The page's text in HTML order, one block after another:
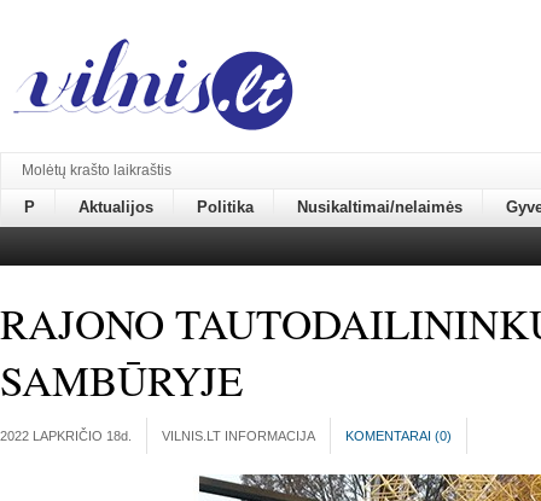
Molėtų krašto laikraštis
P Aktualijos Politika Nusikaltimai/nelaimės
RAJONO
SAMBŪRYJE
2022 LAPKRIČIO 18d. VILNIS.LT INFORMACIJA KOMENTARAI (0)